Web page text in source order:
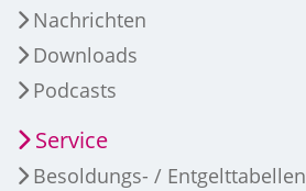
Nachrichten
Downloads
Podcasts
Service
Besoldungs- / Entgelttabellen